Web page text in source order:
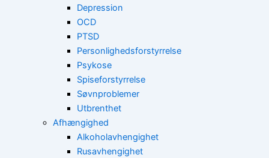
Depression
OCD
PTSD
Personlighedsforstyrrelse
Psykose
Spiseforstyrrelse
Søvnproblemer
Utbrenthet
Afhængighed
Alkoholavhengighet
Rusavhengighet